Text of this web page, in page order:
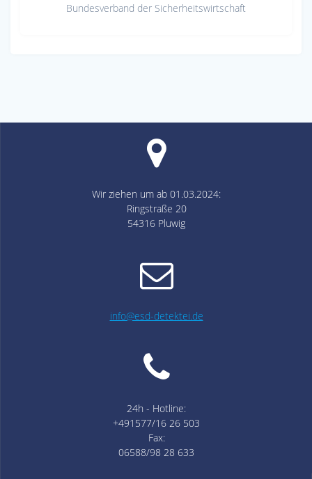
Bundesverband der Sicherheitswirtschaft
Wir ziehen um ab 01.03.2024:
Ringstraße 20
54316 Pluwig
info@esd-detektei.de
24h - Hotline:
+491577/16 26 503
Fax:
06588/98 28 633